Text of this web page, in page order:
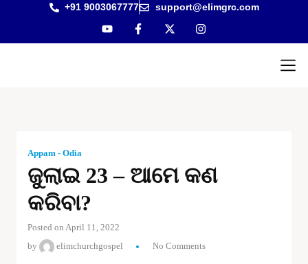
+91 9003067777 support@elimgrc.com
Appam - Odia
ଜୁଲାଇ 23 – ଆମେ କଣ
କରିବା?
Posted on April 11, 2022
by
elimchurchgospel No Comments